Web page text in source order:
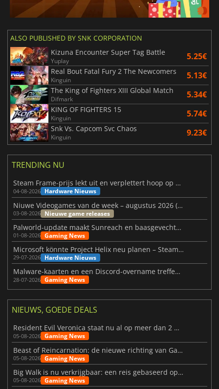
ALSO PUBLISHED BY SNK CORPORATION
Kizuna Encounter Super Tag Battle
Yuplay 5.25€
Real Bout Fatal Fury 2 The Newcomers
Kinguin 5.13€
The King of Fighters XIII Global Match
Difmark 5.34€
KING OF FIGHTERS 15
Kinguin 5.74€
Snk Vs. Capcom Svc Chaos
Kinguin 9.23€
TRENDING NU
Steam Frame-prijs lekt uit en verplettert hoop op betaalbare VR
04-08-2026 Hardware Nieuws
Niuwe Videogames van de week – augustus 2026 (week 32)
03-08-2026 Nieuwe game releases
Palworld-update maakt Sunreach en baasgevechten stabieler
01-08-2026 Gaming News
Microsoft könnte Project Helix neu planen – Steam-Support wackelt
29-07-2026 Hardware Nieuws
Malware-kaarten en een Discord-overname treffen Meccha Chameleon
28-07-2026 Gaming News
NIEUWS, GOEDE DEALS
Resident Evil Veronica staat nu al op meer dan 2 miljoen verlanglijstjes
05-08-2026 Gaming News
Beast of Reincarnation: de nieuwe richting van Game Freak
05-08-2026 Gaming News
Big Walk is nu verkrijgbaar: een reis gebaseerd op vriendschap
05-08-2026 Gaming News